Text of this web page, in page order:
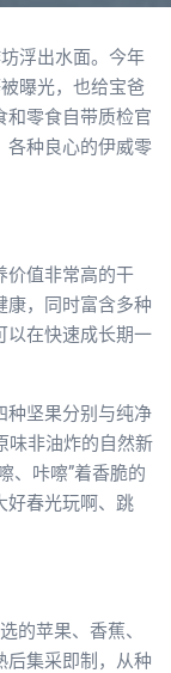
浮出水面。今年
曝光，也给宝爸
和零食自带质检官
各种良心的伊威零
价值非常高的干
康，同时富含多种
以在快速成长期一
种坚果分别与纯净
味非油炸的自然新
、咔嚓”着香脆的
好春光玩啊、跳
的苹果、香蕉、
后集采即制，从种